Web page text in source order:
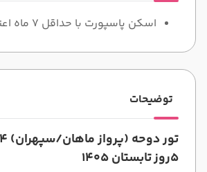
اسکن پاسپورت با حداقل 7 ماه اعتبار
توضیحات
5روز
تابستان 1405